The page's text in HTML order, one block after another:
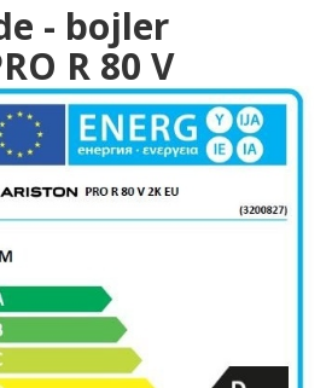
- bojler
R 80 V